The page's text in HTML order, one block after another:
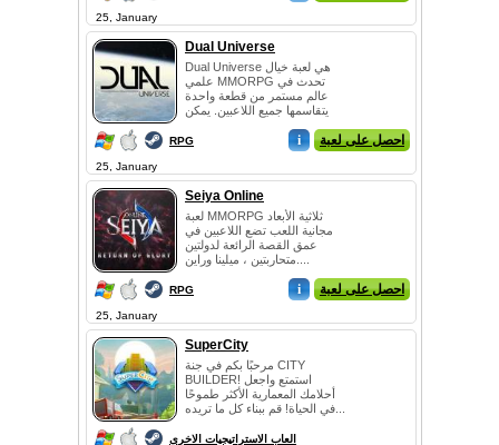
25, January
Dual Universe
Dual Universe هي لعبة خيال
علمي MMORPG تحدث في
عالم مستمر من قطعة واحدة
يتقاسمها جميع اللاعبين. يمكن
RPG i احصل على لعبة
25, January
Seiya Online
لعبة MMORPG ثلاثية الأبعاد
مجانية اللعب تضع اللاعبين في
عمق القصة الرائعة لدولتين
RPG i احصل على لعبة
25, January
SuperCity
مرحبًا بكم في جنة CITY
BUILDER! استمتع واجعل
أحلامك المعمارية الأكثر طموحًا
العاب الاستراتيجيات الاخرى